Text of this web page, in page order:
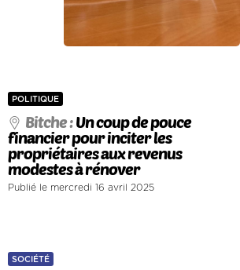
POLITIQUE
Bitche :Un coup de pouce
financier pour inciter les
propriétaires aux revenus
modestes à rénover
Publié le mercredi 16 avril 2025
SOCIÉTÉ